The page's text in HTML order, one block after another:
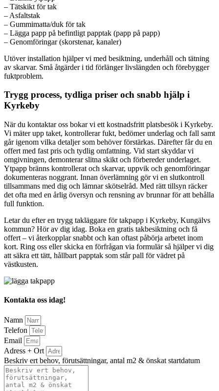
– Tätskikt för tak
– Asfaltstak
– Gummimatta/duk för tak
– Lägga papp på befintligt papptak (papp på papp)
– Genomföringar (skorstenar, kanaler)
Utöver installation hjälper vi med besiktning, underhåll och tätning
av skarvar. Små åtgärder i tid förlänger livslängden och förebygger
fuktproblem.
Trygg process, tydliga priser och snabb hjälp i
Kyrkeby
När du kontaktar oss bokar vi ett kostnadsfritt platsbesök i Kyrkeby.
Vi mäter upp taket, kontrollerar fukt, bedömer underlag och fall samt
går igenom vilka detaljer som behöver förstärkas. Därefter får du en
offert med fast pris och tydlig omfattning. Vid start skyddar vi
omgivningen, demonterar slitna skikt och förbereder underlaget.
Ytpapp bränns kontrollerat och skarvar, uppvik och genomföringar
dokumenteras noggrant. Innan överlämning gör vi en slutkontroll
tillsammans med dig och lämnar skötselråd. Med rätt tillsyn räcker
det ofta med en årlig översyn och rensning av brunnar för att behålla
full funktion.
Letar du efter en trygg takläggare för takpapp i Kyrkeby, Kungälvs
kommun? Hör av dig idag. Boka en gratis takbesiktning och få
offert – vi återkopplar snabbt och kan oftast påbörja arbetet inom
kort. Ring oss eller skicka en förfrågan via formulär så hjälper vi dig
att säkra ett tätt, hållbart papptak som står pall för vädret på
västkusten.
Kontakta oss idag!
Namn
Telefon
Email
Adress + Ort
Beskriv ert behov, förutsättningar, antal m2 & önskat startdatum